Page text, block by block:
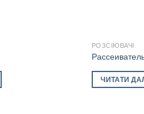
РОЗСІЮВАЧІ
ЧИТАТИ